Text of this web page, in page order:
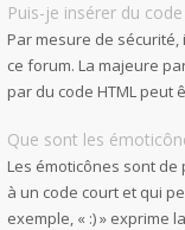
Puis-je insérer du
Par mesure de sécurité,
ce forum. La majeure
par du code HTML peut
Que sont les
Les émoticônes sont
à un code court et qui
exemple, « :) » exprime